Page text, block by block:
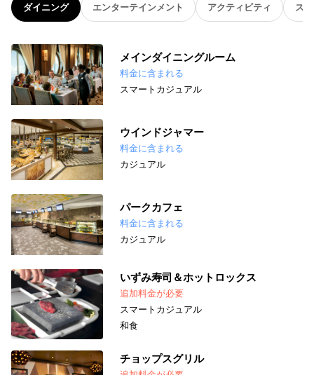
ダイニング エンターテインメント アクティビティ ス
メインダイニングルーム
料金に含まれる
スマートカジュアル
ウインドジャマー
料金に含まれる
カジュアル
パークカフェ
料金に含まれる
カジュアル
いずみ寿司＆ホットロックス
追加料金が必要
スマートカジュアル
和食
チョップスグリル